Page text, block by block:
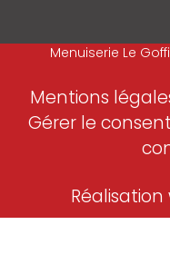
Menuiserie Le
Mentions
Gérer le